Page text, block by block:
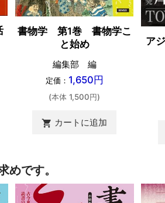
書物学 第1巻 書物学こ
と始め
編集部 編
定価： 1,650円
(本体 1,500円)
shopping_cart カートに追加
ア
めです。